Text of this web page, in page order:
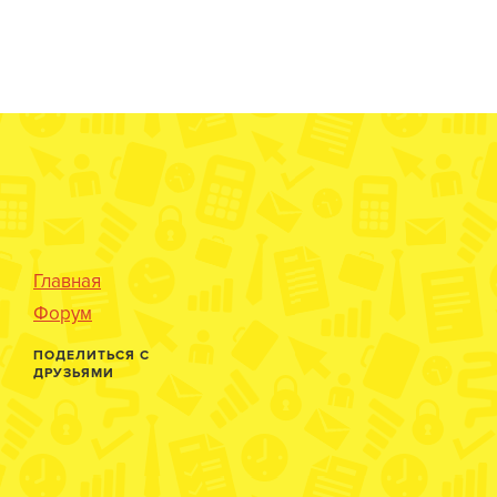
Главная
Форум
ПОДЕЛИТЬСЯ С
ДРУЗЬЯМИ